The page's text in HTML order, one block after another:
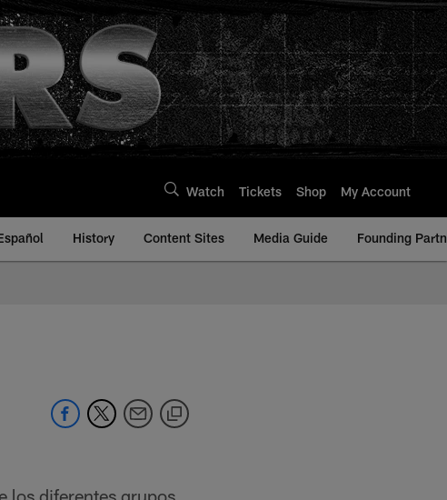
Watch Tickets Shop My Account
History Content Sites Media Guide Founding
los diferentes grupos